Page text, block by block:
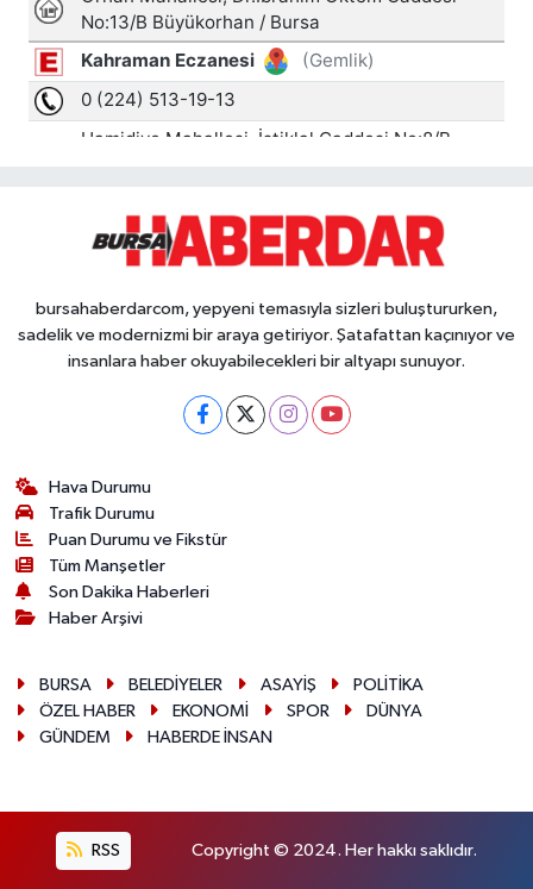
bursahaberdarcom, yepyeni temasıyla sizleri buluştururken,
sadelik ve modernizmi bir araya getiriyor. Şatafattan kaçınıyor ve
insanlara haber okuyabilecekleri bir altyapı sunuyor.
Hava Durumu
Trafik Durumu
Puan Durumu ve Fikstür
Tüm Manşetler
Son Dakika Haberleri
Haber Arşivi
BURSA BELEDİYELER ASAYİŞ
POLİTİKA
ÖZEL HABER
EKONOMİ SPOR
DÜNYA
GÜNDEM
HABERDE İNSAN
RSS Copyright © 2024. Her hakkı saklıdır.